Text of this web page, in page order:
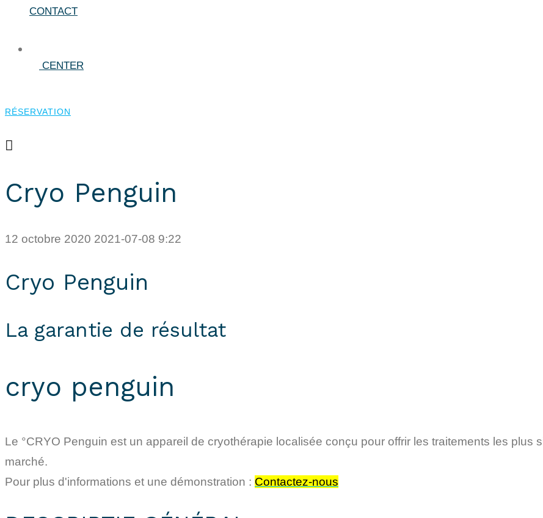
CONTACT
CENTER
RÉSERVATION
Cryo Penguin
12 octobre 2020 2021-07-08 9:22
Cryo Penguin
La garantie de résultat
cryo penguin
Le °CRYO Penguin est un appareil de cryothérapie localisée conçu pour offrir les traitements les plus
marché.
Pour plus d'informations et une démonstration : Contactez-nous